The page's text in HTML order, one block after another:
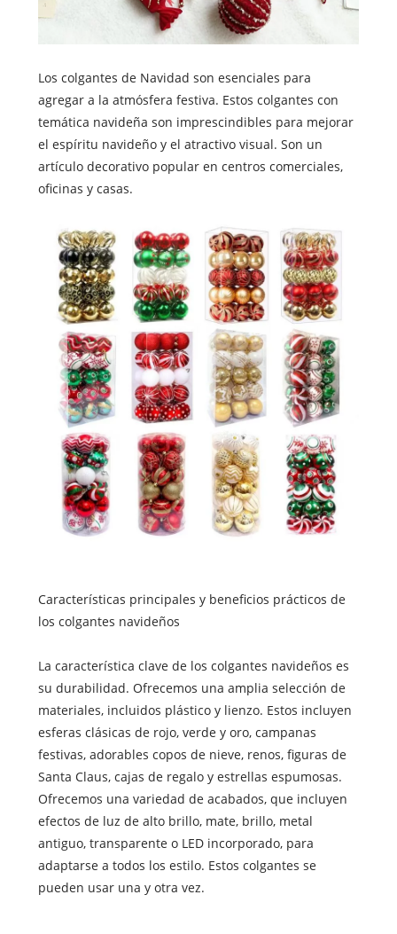
Los colgantes de Navidad son esenciales para
agregar a la atmósfera festiva. Estos colgantes con
temática navideña son imprescindibles para mejorar
el espíritu navideño y el atractivo visual. Son un
artículo decorativo popular en centros comerciales,
oficinas y casas.
Características principales y beneficios prácticos de
los colgantes navideños
La característica clave de los colgantes navideños es
su durabilidad. Ofrecemos una amplia selección de
materiales, incluidos plástico y lienzo. Estos incluyen
esferas clásicas de rojo, verde y oro, campanas
festivas, adorables copos de nieve, renos, figuras de
Santa Claus, cajas de regalo y estrellas espumosas.
Ofrecemos una variedad de acabados, que incluyen
efectos de luz de alto brillo, mate, brillo, metal
antiguo, transparente o LED incorporado, para
adaptarse a todos los estilo. Estos colgantes se
pueden usar una y otra vez.